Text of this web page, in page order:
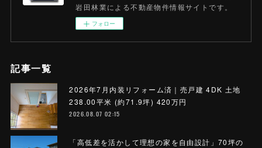
岩田林業による不動産物件情報サイトです。
フォロー
記事一覧
2026年7月内装リフォーム済｜売戸建 4DK 土地
238.00平米 (約71.9坪) 420万円
2026.08.07 02:15
「高低差を活かして理想の家を自由設計」70坪の